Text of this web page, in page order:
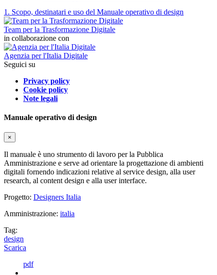
1. Scopo, destinatari e uso del Manuale operativo di design
Team per la Trasformazione Digitale
in collaborazione con
Agenzia per l'Italia Digitale
Seguici su
Privacy policy
Cookie policy
Note legali
Manuale operativo di design
×
Il manuale è uno strumento di lavoro per la Pubblica
Amministrazione e serve ad orientare la progettazione di ambienti
digitali fornendo indicazioni relative al service design, alla user
research, al content design e alla user interface.
Progetto: Designers Italia
Amministrazione: italia
Tag:
design
Scarica
pdf